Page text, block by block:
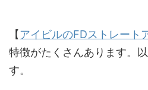
【アイビルのFDストレート
特徴がたくさんあります。
す。